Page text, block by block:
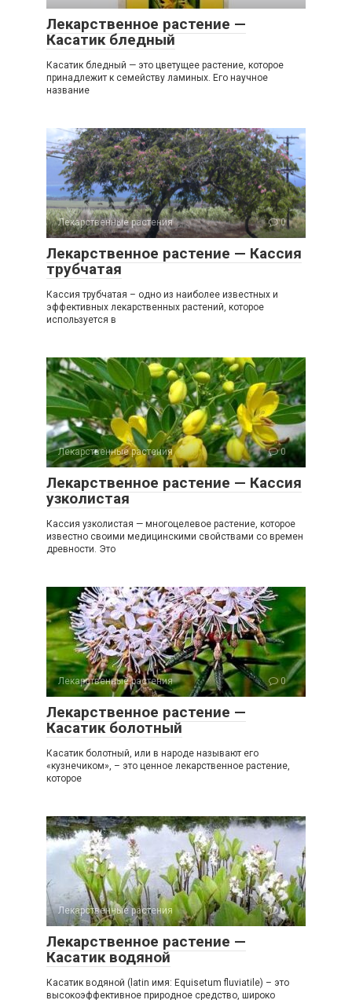
Лекарственное растение —
Касатик бледный
Касатик бледный — это цветущее растение, которое
принадлежит к семейству ламиных. Его научное
название
Лекарственные растения 0
Лекарственное растение — Кассия
трубчатая
Кассия трубчатая – одно из наиболее известных и
эффективных лекарственных растений, которое
используется в
Лекарственные растения 0
Лекарственное растение — Кассия
узколистая
Кассия узколистая — многоцелевое растение, которое
известно своими медицинскими свойствами со времен
древности. Это
Лекарственные растения 0
Лекарственное растение —
Касатик болотный
Касатик болотный, или в народе называют его
«кузнечиком», – это ценное лекарственное растение,
которое
Лекарственные растения 0
Лекарственное растение —
Касатик водяной
Касатик водяной (latin имя: Equisetum fluviatile) – это
высокоэффективное природное средство, широко